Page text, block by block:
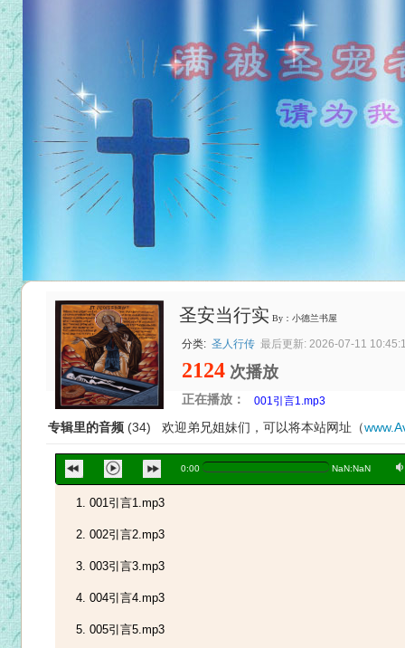
圣安当行实 By：小德兰书屋
分类: 圣人行传 最后更新: 2026-07-11
2124 次播放
正在播放：
专辑里的音频 (34) 欢迎弟兄姐妹们，可以将本站网址（
0:00 NaN:NaN a
001引言1.mp3
001引言1.mp3
002引言2.mp3
003引言3.mp3
004引言4.mp3
005引言5.mp3